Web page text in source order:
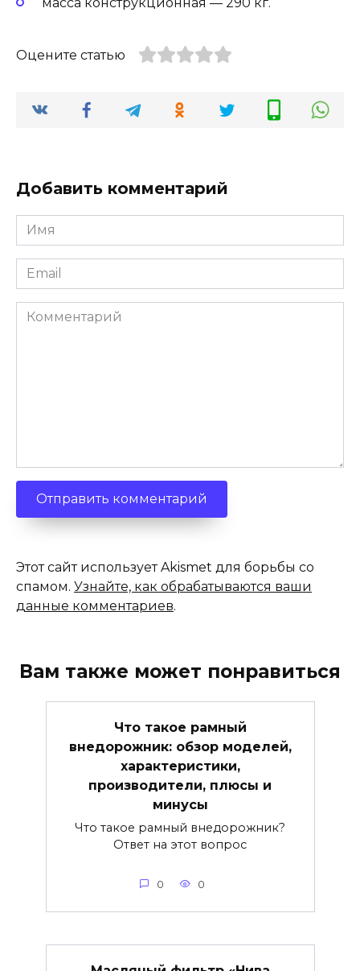
Оцените статью
Добавить комментарий
Имя
*
Email
*
Комментарий
Этот сайт использует Akismet для борьбы со
спамом. Узнайте, как обрабатываются ваши
данные комментариев.
Вам также может понравиться
Что такое рамный
внедорожник: обзор моделей,
характеристики,
производители, плюсы и
минусы
Что такое рамный внедорожник?
Ответ на этот вопрос
0 0